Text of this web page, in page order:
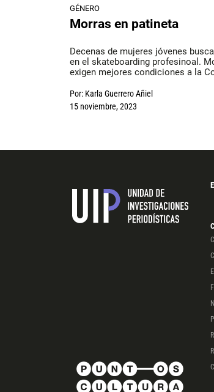
GÉNERO
Morras en patineta
Decenas de mujeres jóvenes
en el skateboarding profesinoal.
exigen mejores condiciones a la
Por: Karla Guerrero Añiel
15 noviembre, 2023